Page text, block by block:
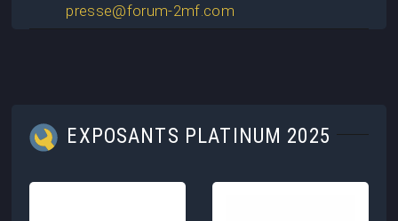
presse@forum-2mf.com
EXPOSANTS PLATINUM 2025